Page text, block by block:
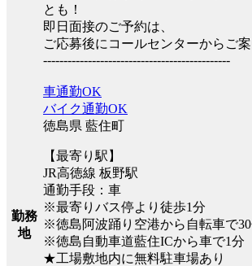
とも！
即日面接のご予約は、
ご応募後にコールセンターからご案
----------------------------------------------
勤務
地
車通勤OK
バイク通勤OK
徳島県 藍住町
【最寄り駅】
JR高徳線 板野駅
通勤手段：車
※最寄りバス停より徒歩1分
※徳島阿波踊り空港から自転車で
※徳島自動車道藍住ICから車で1分
★工場敷地内に無料駐車場あり